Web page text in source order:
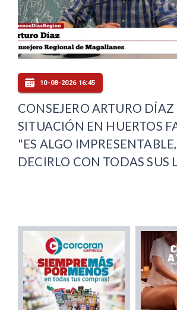
10-08-2026 16:45
CONSEJERO ARTURO DÍAZ
SITUACIÓN EN HUERTOS
"ES ALGO
DECIRLO CON TODAS SUS